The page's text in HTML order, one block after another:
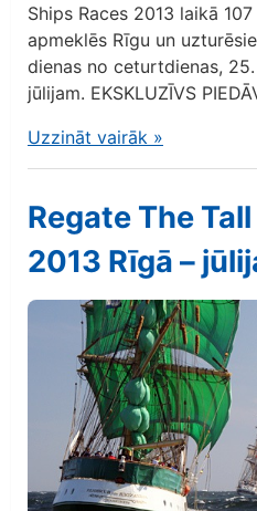
Ships Races 2013 laikā
apmeklēs Rīgu un
dienas no ceturtdienas,
jūlijam. EKSKLUZĪVS
Uzzināt vairāk »
Regate The
2013 Rīgā –